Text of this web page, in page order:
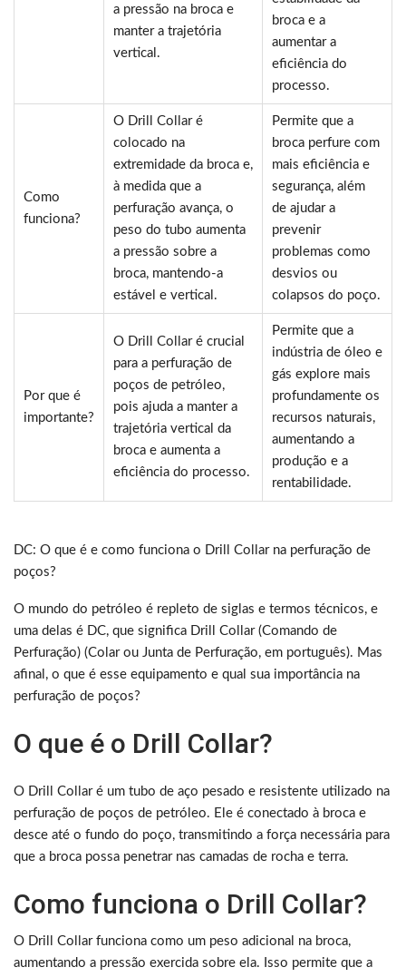
a pressão na broca e
manter a trajetória
vertical.
broca e a
aumentar a
eficiência do
processo.
Como
funciona?
O Drill Collar é
colocado na
extremidade da broca e,
à medida que a
perfuração avança, o
peso do tubo aumenta
a pressão sobre a
broca, mantendo-a
estável e vertical.
Permite que a
broca perfure com
mais eficiência e
segurança, além
de ajudar a
prevenir
problemas como
desvios ou
colapsos do poço.
Por que é
importante?
O Drill Collar é crucial
para a perfuração de
poços de petróleo,
pois ajuda a manter a
trajetória vertical da
broca e aumenta a
eficiência do processo.
Permite que a
indústria de óleo e
gás explore mais
profundamente os
recursos naturais,
aumentando a
produção e a
rentabilidade.
DC: O que é e como funciona o Drill Collar na perfuração de
poços?
O mundo do petróleo é repleto de siglas e termos técnicos, e
uma delas é DC, que significa Drill Collar (Comando de
Perfuração) (Colar ou Junta de Perfuração, em português). Mas
afinal, o que é esse equipamento e qual sua importância na
perfuração de poços?
O que é o Drill Collar?
O Drill Collar é um tubo de aço pesado e resistente utilizado na
perfuração de poços de petróleo. Ele é conectado à broca e
desce até o fundo do poço, transmitindo a força necessária para
que a broca possa penetrar nas camadas de rocha e terra.
Como funciona o Drill Collar?
O Drill Collar funciona como um peso adicional na broca,
aumentando a pressão exercida sobre ela. Isso permite que a